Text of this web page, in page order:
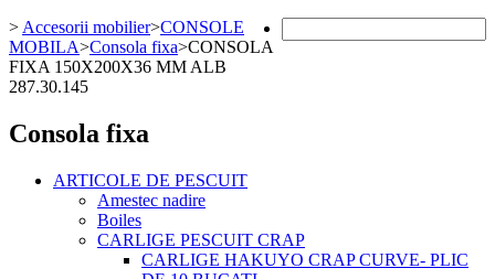
> Accesorii mobilier>CONSOLE
MOBILA>Consola fixa>CONSOLA
FIXA 150X200X36 MM ALB
287.30.145
Consola fixa
ARTICOLE DE PESCUIT
Amestec nadire
Boiles
CARLIGE PESCUIT CRAP
CARLIGE HAKUYO CRAP CURVE- PLIC